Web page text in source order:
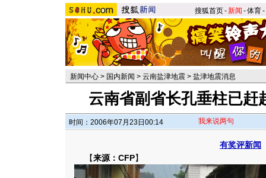
搜狐首页-新闻 -体育-
新闻中心 > 国内新闻 > 云南盐津地震 > 盐津地震消息
云南省副省长孔垂柱已赶
时间：2006年07月23日00:14 我来说两句
有奖评新闻
【来源：CFP】